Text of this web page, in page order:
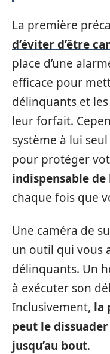
La première
d’éviter d’être
place d’une
efficace pour
délinquants et
leur forfait.
système à lui
pour protéger
indispensable
chaque fois que
Une caméra de
un outil qui vous
délinquants. Un
à exécuter son
Inclusivement, la
peut le
jusqu’au bout.